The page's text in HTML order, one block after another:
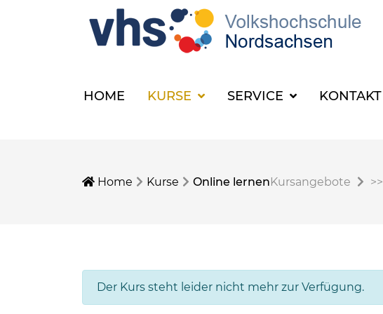
HOME KURSE SERVICE KONTAKT
Home Kurse Online lernenKursangebote >>
Der Kurs steht leider nicht mehr zur Verfügung.